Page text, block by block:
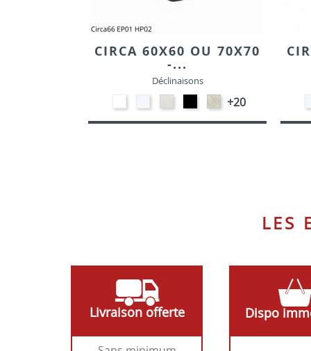
CIRCA 60X60 OU 70X70
-...
Déclinaisons
BLANCHP90
-
STRATIFIE
HP93
-
EP01
-
NOIR
STRATIFIE
HP98
-
+20
LES
Livraison offerte Dispo